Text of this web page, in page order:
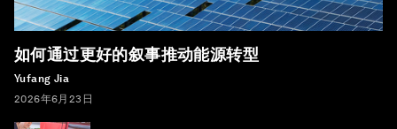
如何通过更好的叙事推动能源转型
Yufang Jia
2026年6月23日